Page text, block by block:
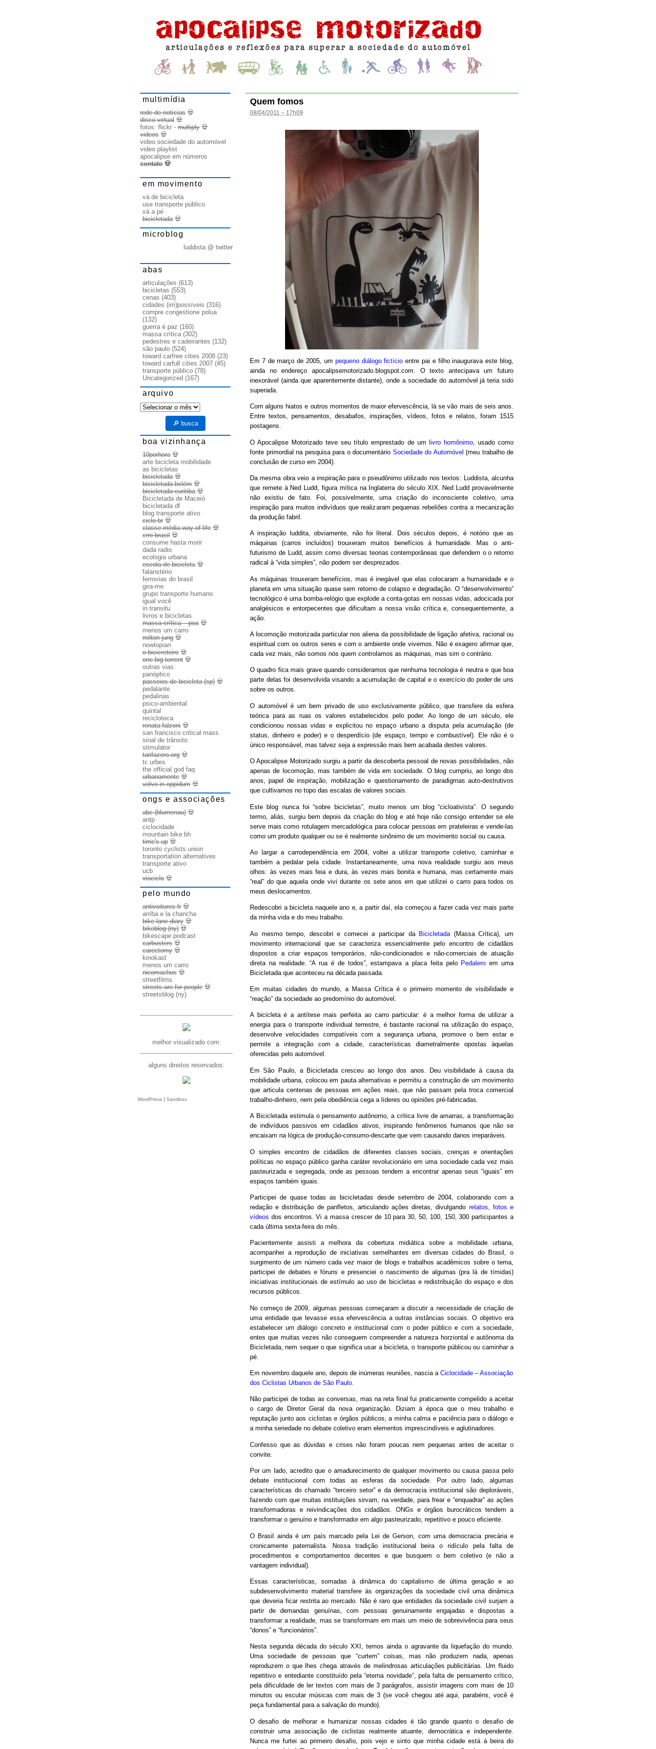
Quem fomos
08/04/2011 – 17h09
Em 7 de março de 2005, um pequeno diálogo fictício entre pai e filho inaugurava este blog,
ainda no endereço apocalipsemotorizado.blogspot.com. O texto antecipava um futuro
inexorável (ainda que aparentemente distante), onde a sociedade do automóvel já teria sido
superada.
Com alguns hiatos e outros momentos de maior efervescência, lá se vão mais de seis anos.
Entre textos, pensamentos, desabafos, inspirações, vídeos, fotos e relatos, foram 1515
postagens.
O Apocalipse Motorizado teve seu título emprestado de um livro homônimo, usado como
fonte primordial na pesquisa para o documentário Sociedade do Automóvel (meu trabalho de
conclusão de curso em 2004).
Da mesma obra veio a inspiração para o pseudônimo utilizado nos textos: Luddista, alcunha
que remete à Ned Ludd, figura mítica na Inglaterra do século XIX. Ned Ludd provavelmente
não existiu de fato. Foi, possivelmente, uma criação do inconsciente coletivo, uma
inspiração para muitos indivíduos que realizaram pequenas rebeliões contra a mecanização
da produção fabril.
A inspiração luddita, obviamente, não foi literal. Dois séculos depois, é notório que as
máquinas (carros incluídos) trouxeram muitos benefícios à humanidade. Mas o anti-
futurismo de Ludd, assim como diversas teorias contemporâneas que defendem o o retorno
radical à “vida simples”, não podem ser desprezados.
As máquinas trouxeram benefícios, mas é inegável que elas colocaram a humanidade e o
planeta em uma situação quase sem retorno de colapso e degradação. O “desenvolvimento”
tecnológico é uma bomba-relógio que explode a conta-gotas em nossas vidas, adocicada por
analgésicos e entorpecentes que dificultam a nossa visão crítica e, consequentemente, a
ação.
A locomoção motorizada particular nos aliena da possibilidade de ligação afetiva, racional ou
espiritual com os outros seres e com o ambiente onde vivemos. Não é exagero afirmar que,
cada vez mais, não somos nós quem controlamos as máquinas, mas sim o contrário.
O quadro fica mais grave quando consideramos que nenhuma tecnologia é neutra e que boa
parte delas foi desenvolvida visando a acumulação de capital e o exercício do poder de uns
sobre os outros.
O automóvel é um bem privado de uso exclusivamente público, que transfere da esfera
teórica para as ruas os valores estabelecidos pelo poder. Ao longo de um século, ele
condicionou nossas vidas e explicitou no espaço urbano a disputa pela acumulação (de
status, dinheiro e poder) e o desperdício (de espaço, tempo e combustível). Ele não é o
único responsável, mas talvez seja a expressão mais bem acabada destes valores.
O Apocalipse Motorizado surgiu a partir da descoberta pessoal de novas possibilidades, não
apenas de locomoção, mas também de vida em sociedade. O blog cumpriu, ao longo dos
anos, papel de inspiração, mobilização e questionamento de paradigmas auto-destrutivos
que cultivamos no topo das escalas de valores sociais.
Este blog nunca foi “sobre bicicletas”, muito menos um blog “cicloativista”. O segundo
termo, aliás, surgiu bem depois da criação do blog e até hoje não consigo entender se ele
serve mais como rotulagem mercadológica para colocar pessoas em prateleiras e vende-las
como um produto qualquer ou se é realmente sinônimo de um movimento social ou causa.
Ao largar a carrodependência em 2004, voltei a utilizar transporte coletivo, caminhar e
também a pedalar pela cidade. Instantaneamente, uma nova realidade surgiu aos meus
olhos: às vezes mais feia e dura, às vezes mais bonita e humana, mas certamente mais
“real” do que aquela onde vivi durante os sete anos em que utilizei o carro para todos os
meus deslocamentos.
Redescobri a bicicleta naquele ano e, a partir daí, ela começou a fazer cada vez mais parte
da minha vida e do meu trabalho.
Ao mesmo tempo, descobri e comecei a participar da Bicicletada (Massa Crítica), um
movimento internacional que se caracteriza essencialmente pelo encontro de cidadãos
dispostos a criar espaços temporários, não-condicionados e não-comerciais de atuação
direta na realidade. “A rua é de todos”, estampava a placa feita pelo Pedalero em uma
Bicicletada que aconteceu na década passada.
Em muitas cidades do mundo, a Massa Crítica é o primeiro momento de visibilidade e
“reação” da sociedade ao predomínio do automóvel.
A bicicleta é a antítese mais perfeita ao carro particular: é a melhor forma de utilizar a
energia para o transporte individual terrestre, é bastante racional na utilização do espaço,
desenvolve velocidades compatíveis com a segurança urbana, promove o bem estar e
permite a integração com a cidade, características diametralmente opostas àquelas
oferecidas pelo automóvel.
Em São Paulo, a Bicicletada cresceu ao longo dos anos. Deu visibilidade à causa da
mobilidade urbana, colocou em pauta alternativas e permitiu a construção de um movimento
que articula centenas de pessoas em ações reais, que não passam pela troca comercial
trabalho-dinheiro, nem pela obediência cega a líderes ou opiniões pré-fabricadas.
A Bicicletada estimula o pensamento autônomo, a crítica livre de amarras, a transformação
de indivíduos passivos em cidadãos ativos, inspirando fenômenos humanos que não se
encaixam na lógica de produção-consumo-descarte que vem causando danos irreparáveis.
O simples encontro de cidadãos de diferentes classes sociais, crenças e orientações
políticas no espaço público ganha caráter revolucionário em uma sociedade cada vez mais
pasteurizada e segregada, onde as pessoas tendem a encontrar apenas seus “iguais” em
espaços também iguais.
Participei de quase todas as bicicletadas desde setembro de 2004, colaborando com a
redação e distribuição de panfletos, articulando ações diretas, divulgando relatos, fotos e
vídeos dos encontros. Vi a massa crescer de 10 para 30, 50, 100, 150, 300 participantes a
cada última sexta-feira do mês.
Pacientemente assisti a melhora da cobertura midiática sobre a mobilidade urbana,
acompanhei a reprodução de iniciativas semelhantes em diversas cidades do Brasil, o
surgimento de um número cada vez maior de blogs e trabalhos acadêmicos sobre o tema,
participei de debates e fóruns e presenciei o nascimento de algumas (pra lá de tímidas)
iniciativas institucionais de estímulo ao uso de bicicletas e redistribuição do espaço e dos
recursos públicos.
No começo de 2009, algumas pessoas começaram a discutir a necessidade de criação de
uma entidade que levasse essa efervescência a outras instâncias sociais. O objetivo era
estabelecer um diálogo concreto e institucional com o poder público e com a sociedade,
entes que muitas vezes não conseguem compreender a natureza horziontal e autônoma da
Bicicletada, nem sequer o que significa usar a bicicleta, o transporte públicou ou caminhar a
pé.
Em novembro daquele ano, depois de inúmeras reuniões, nascia a Ciclocidade – Associação
dos Ciclistas Urbanos de São Paulo.
Não participei de todas as conversas, mas na reta final fui praticamente compelido a aceitar
o cargo de Diretor Geral da nova organização. Diziam à época que o meu trabalho e
reputação junto aos ciclistas e órgãos públicos, a minha calma e paciência para o diálogo e
a minha seriedade no debate coletivo eram elementos imprescindíveis e aglutinadores.
Confesso que as dúvidas e crises não foram poucas nem pequenas antes de aceitar o
convite.
Por um lado, acredito que o amadurecimento de qualquer movimento ou causa passa pelo
debate institucional com todas as esferas da sociedade. Por outro lado, algumas
características do chamado “terceiro setor” e da democracia institucional são deploráveis,
fazendo com que muitas instituições sirvam, na verdade, para frear e “enquadrar” as ações
transformadoras e reivindicações dos cidadãos. ONGs e órgãos burocráticos tendem a
transformar o genuíno e transformador em algo pasteurizado, repetitivo e pouco eficiente.
O Brasil ainda é um país marcado pela Lei de Gerson, com uma democracia precária e
cronicamente paternalista. Nossa tradição institucional beira o ridículo pela falta de
procedimentos e comportamentos decentes e que busquem o bem coletivo (e não a
vantagem individual).
Essas características, somadas à dinâmica do capitalismo de última geração e ao
subdesenvolvimento material transfere às organizações da sociedade civil uma dinâmica
que deveria ficar restrita ao mercado. Não é raro que entidades da sociedade civil surjam a
partir de demandas genuínas, com pessoas genuinamente engajadas e dispostas a
transformar a realidade, mas se transformam em mais um meio de sobrevivência para seus
“donos” e “funcionários”.
Nesta segunda década do século XXI, temos ainda o agravante da liquefação do mundo.
Uma sociedade de pessoas que “curtem” coisas, mas não produzem nada, apenas
reproduzem o que lhes chega através de melindrosas articulações publicitárias. Um fluido
repetitivo e entediante constituído pela “eterna novidade”, pela falta de pensamento crítico,
pela dificuldade de ler textos com mais de 3 parágrafos, assistir imagens com mais de 10
minutos ou escutar músicas com mais de 3 (se você chegou até aqui, parabéns, você é
peça fundamental para a salvação do mundo).
O desafio de melhorar e humanizar nossas cidades é tão grande quanto o desafio de
construir uma associação de ciclistas realmente atuante, democrática e independente.
Nunca me furtei ao primeiro desafio, pois vejo e sinto que minha cidade está à beira do
multimídia
rede de notícias 💀
disco virtual 💀
fotos: flickr - multiply 💀
videos 💀
video sociedade do automóvel
video playlist
apocalipse em números
contato 💀
em movimento
vá de bicicleta
use transporte público
vá a pé
bicicletada💀
microblog
luddista @ twitter
abas
articulações (613)
bicicletas (553)
cenas (403)
cidades (im)possíveis (316)
compre congestione polua
(132)
guerra é paz (160)
massa crítica(302)
pedestres e cadeirantes (132)
são paulo (524)
toward carfree cities 2008 (23)
toward carfull cities 2007 (45)
transporte público (78)
Uncategorized (167)
arquivo
arquivo
🔎 busca
boa vizinhança
10porhora💀
arte bicicleta mobilidade
as bicicletas
bicicletada💀
bicicletada belém 💀
bicicletada curitiba💀
Bicicletada de Maceió
bicicletada df
blog transporte ativo
ciclo br 💀
classe média way of life 💀
cmi brasil 💀
consume hasta morir
dada radio
ecologia urbana
escola de bicicleta💀
falanstério
ferrovias do brasil
gira-me
grupo transporte humano
igual você
in transitu
livros e bicicletas
massa crítica – poa💀
menos um carro
milton jung 💀
nowtopian
o bicicreteiro 💀
one big torrent 💀
outras vias
panóptico
passeios de bicicleta (sp) 💀
pedalante
pedalinas
psico-ambiental
quintal
recicloteca
renata falzoni 💀
san francisco critical mass
sinal de trânsito
stimulator
tarifazero.org 💀
tc urbes
the official god faq
urbanamente 💀
volvo in oppidum 💀
ongs e associações
abc (blumenau) 💀
antp
ciclocidade
mountain bike bh
time's up 💀
toronto cyclists union
transportation alternatives
transporte ativo
ucb
viaciclo 💀
pelo mundo
antivoitures.fr 💀
arriba e la chancha
bike lane diary 💀
bikeblog (ny) 💀
bikescape podcast
carbusters 💀
carectomy 💀
kinokast
menos um carro
nicomachus 💀
streetfilms
streets are for people 💀
streetsblog (ny)
melhor visualizado com:
alguns direitos reservados:
WordPress | Sandbox